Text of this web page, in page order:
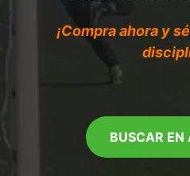
¡Compra ahora y
BUSCAR